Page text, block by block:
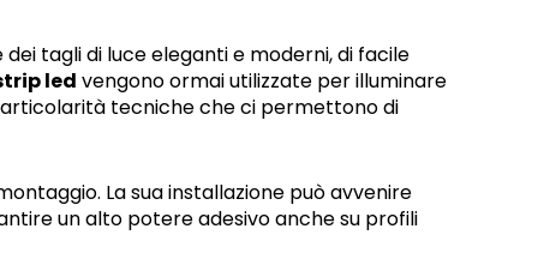
tagli di luce eleganti e moderni, di facile
led vengono ormai utilizzate per illuminare
tecniche che ci permettono di
La sua installazione può avvenire
un alto potere adesivo anche su profili